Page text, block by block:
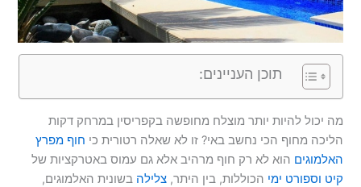
תוכן העניינים:
מה יכול להיות יותר מוצלח מחופשה בקפריסין במרחק דקות
הליכה מחוף הכי נחשב באי? זו לא שאלה רטורית כי חוף מפרץ
האלמוגים הוא לא רק חוף מרהיב אלא גם עמוס באטרקציות של
קיט וספורט ימי הכוללות, בין היתר,צלילה בשונית האלמוגים,